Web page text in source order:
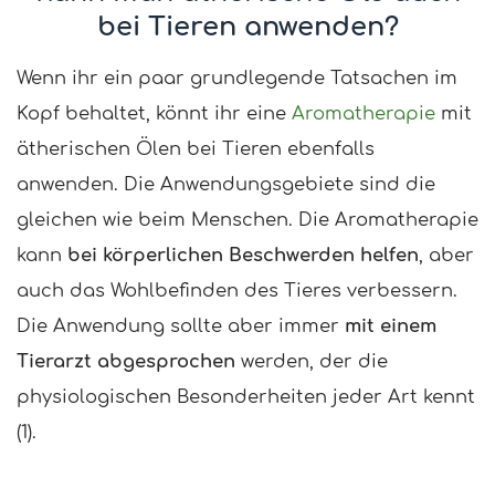
bei Tieren anwenden?
Wenn ihr ein paar grundlegende Tatsachen im
Kopf behaltet, könnt ihr eine Aromatherapie mit
ätherischen Ölen bei Tieren ebenfalls
anwenden. Die Anwendungsgebiete sind die
gleichen wie beim Menschen. Die Aromatherapie
kann bei körperlichen Beschwerden helfen , aber
auch das Wohlbefinden des Tieres verbessern.
Die Anwendung sollte aber immer mit einem
Tierarzt abgesprochen werden, der die
physiologischen Besonderheiten jeder Art kennt
(1).